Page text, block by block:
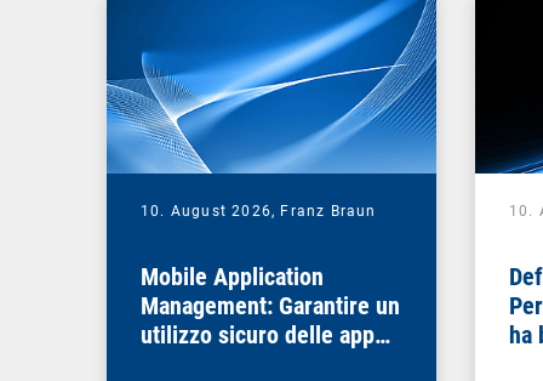
10. August 2026, Franz Braun
Mobile Application
Management: Garantire un
utilizzo sicuro delle app
10.
ha